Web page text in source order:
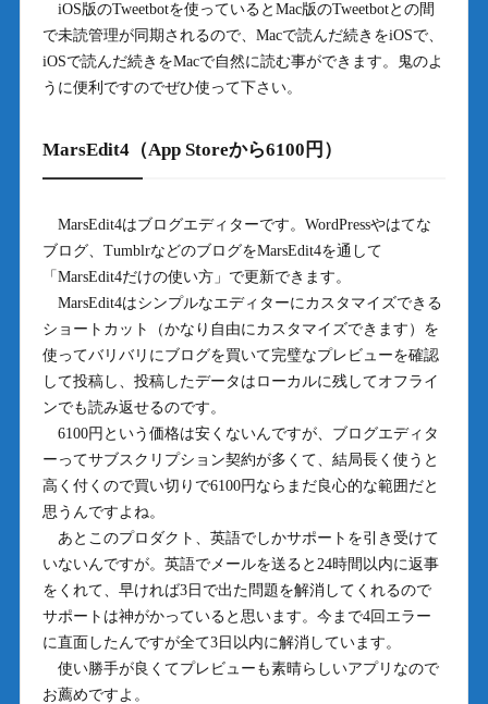
iOS版のTweetbotを使っているとMac版のTweetbotとの間
で未読管理が同期されるので、Macで読んだ続きをiOSで、
iOSで読んだ続きをMacで自然に読む事ができます。鬼のよ
うに便利ですのでぜひ使って下さい。
MarsEdit4（App Storeから6100円）
MarsEdit4はブログエディターです。WordPressやはてな
ブログ、TumblrなどのブログをMarsEdit4を通して
「MarsEdit4だけの使い方」で更新できます。
MarsEdit4はシンプルなエディターにカスタマイズできる
ショートカット（かなり自由にカスタマイズできます）を
使ってバリバリにブログを買いて完璧なプレビューを確認
して投稿し、投稿したデータはローカルに残してオフライ
ンでも読み返せるのです。
6100円という価格は安くないんですが、ブログエディタ
ーってサブスクリプション契約が多くて、結局長く使うと
高く付くので買い切りで6100円ならまだ良心的な範囲だと
思うんですよね。
あとこのプロダクト、英語でしかサポートを引き受けて
いないんですが。英語でメールを送ると24時間以内に返事
をくれて、早ければ3日で出た問題を解消してくれるので
サポートは神がかっていると思います。今まで4回エラー
に直面したんですが全て3日以内に解消しています。
使い勝手が良くてプレビューも素晴らしいアプリなので
お薦めですよ。